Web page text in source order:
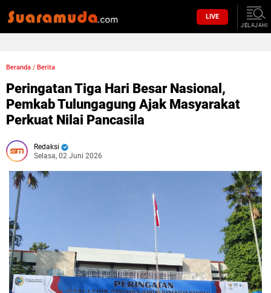
LIVE
JELAJAHI
Beranda / Berita
Peringatan Tiga Hari Besar Nasional,
Pemkab Tulungagung Ajak Masyarakat
Perkuat Nilai Pancasila
Redaksi
Selasa, 02 Juni 2026